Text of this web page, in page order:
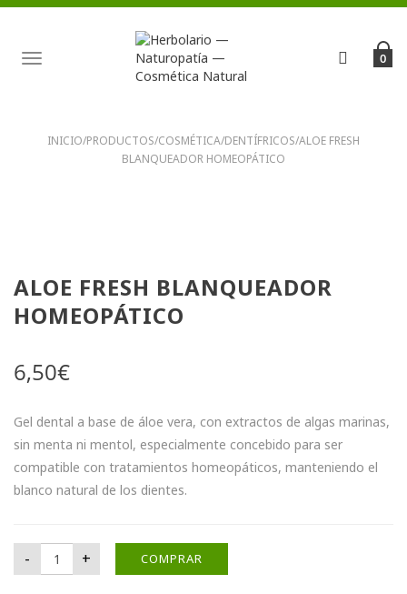
TOGGLE
NAVIGATION
0
INICIO/PRODUCTOS/COSMÉTICA/DENTÍFRICOS/ALOE FRESH
BLANQUEADOR HOMEOPÁTICO
ALOE FRESH BLANQUEADOR
HOMEOPÁTICO
6,50€
Gel dental a base de áloe vera, con extractos de algas marinas,
sin menta ni mentol, especialmente concebido para ser
compatible con tratamientos homeopáticos, manteniendo el
blanco natural de los dientes.
-
ALOE FRESH BLANQUEADOR HOMEOPÁTICO cantidad
+ COMPRAR